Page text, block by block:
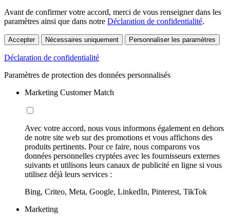
Avant de confirmer votre accord, merci de vous renseigner dans les
paramètres ainsi que dans notre Déclaration de confidentialité.
Accepter Nécessaires uniquement Personnaliser les paramètres
Déclaration de confidentialité
Paramètres de protection des données personnalisés
Marketing Customer Match
Avec votre accord, nous vous informons également en dehors
de notre site web sur des promotions et vous affichons des
produits pertinents. Pour ce faire, nous comparons vos
données personnelles cryptées avec les fournisseurs externes
suivants et utilisons leurs canaux de publicité en ligne si vous
utilisez déjà leurs services :
Bing, Criteo, Meta, Google, LinkedIn, Pinterest, TikTok
Marketing